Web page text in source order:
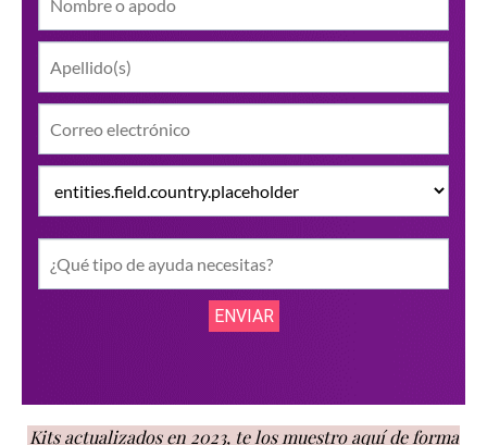
Kits actualizados en 2023, te los muestro aquí de forma